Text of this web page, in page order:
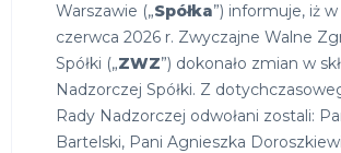
Warszawie („Spółka”) informuje, iż
czerwca 2026 r. Zwyczajne Walne
Spółki („ZWZ”) dokonało zmian w
Nadzorczej Spółki. Z
Rady Nadzorczej odwołani zostali:
Bartelski, Pani Agnieszka